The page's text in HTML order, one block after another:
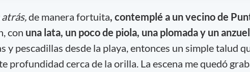
de manera fortuita, contemplé a un vecino de
con una lata, un poco de piola, una plomada y un
y pescadillas desde la playa, entonces un simple talud
profundidad cerca de la orilla. La escena me quedó